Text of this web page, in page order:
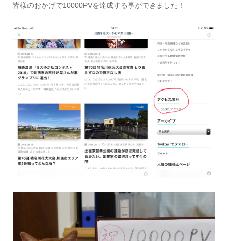
皆様のおかげで10000PVを達成する事ができました！